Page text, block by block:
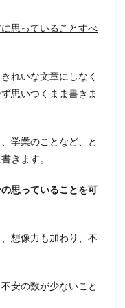
思っていることすべ
れいな文章にしなく
思いつくまま書きま
学業のことなど、と
きます。
の思っていることを可
想像力も加わり、不
安の数が少ないこと